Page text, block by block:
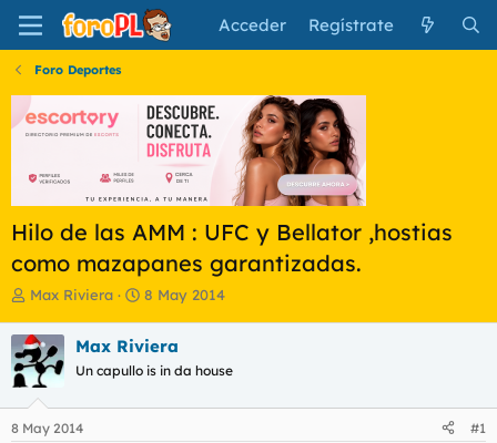
Acceder Regístrate
Foro Deportes
Hilo de las AMM : UFC y Bellator ,hostias
como mazapanes garantizadas.
I
i
c
i
a
d
o
Max Riviera
F
h
a
e
8 May 2014
Max Riviera
Un capullo is in da house
8 May 2014 #1